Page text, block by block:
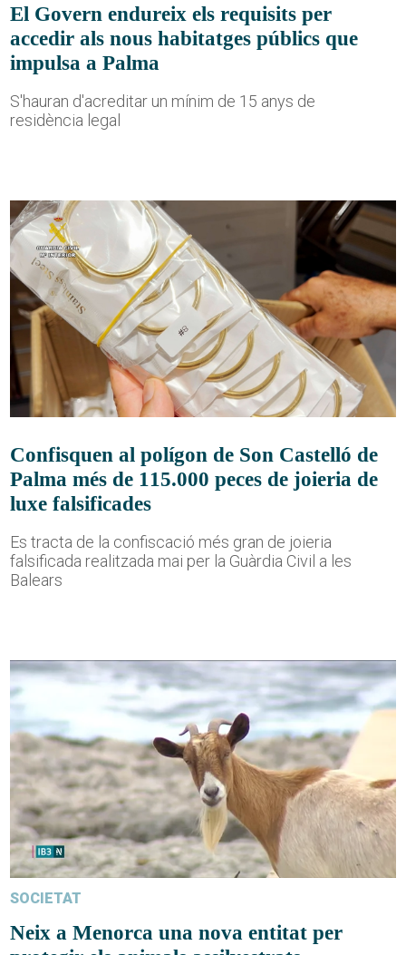
El Govern endureix els requisits per
accedir als nous habitatges públics que
impulsa a Palma
S'hauran d'acreditar un mínim de 15 anys de
residència legal
Confisquen al polígon de Son Castelló de
Palma més de 115.000 peces de joieria de
luxe falsificades
Es tracta de la confiscació més gran de joieria
falsificada realitzada mai per la Guàrdia Civil a les
Balears
SOCIETAT
Neix a Menorca una nova entitat per